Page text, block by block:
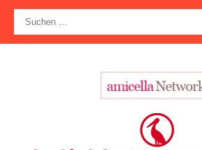
Zum
Inhalt
springen
nach: